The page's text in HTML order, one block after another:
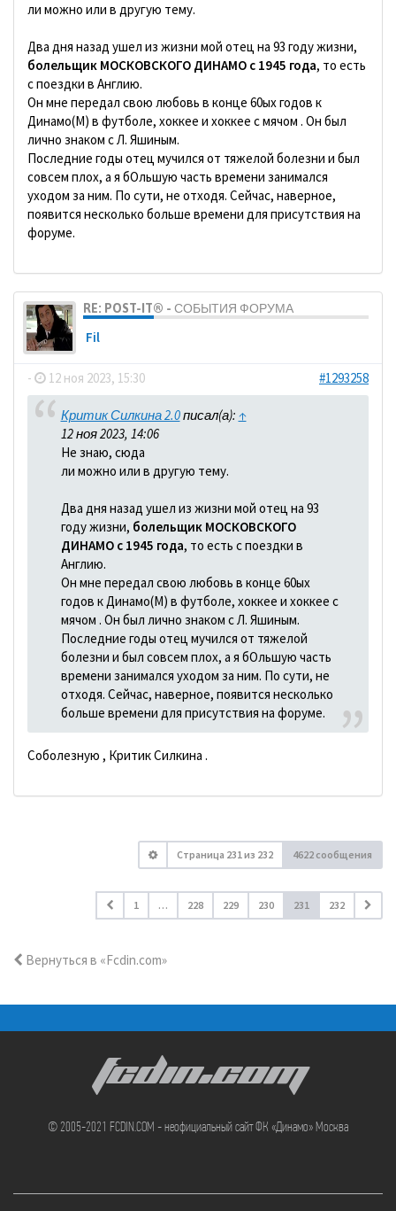
ли можно или в другую тему.
Два дня назад ушел из жизни мой отец на 93 году жизни,
болельщик МОСКОВСКОГО ДИНАМО с 1945 года, то есть
с поездки в Англию.
Он мне передал свою любовь в конце 60ых годов к
Динамо(М) в футболе, хоккее и хоккее с мячом . Он был
лично знаком с Л. Яшиным.
Последние годы отец мучился от тяжелой болезни и был
совсем плох, а я бОльшую часть времени занимался
уходом за ним. По сути, не отходя. Сейчас, наверное,
появится несколько больше времени для присутствия на
форуме.
RE: POST-IT® - СОБЫТИЯ ФОРУМА
Fil
- 12 ноя 2023, 15:30 #1293258
Критик Силкина 2.0писал(а): ↑
12 ноя 2023, 14:06
Не знаю, сюда
ли можно или в другую тему.
Два дня назад ушел из жизни мой отец на 93
году жизни, болельщик МОСКОВСКОГО
ДИНАМО с 1945 года, то есть с поездки в
Англию.
Он мне передал свою любовь в конце 60ых
годов к Динамо(М) в футболе, хоккее и хоккее с
мячом . Он был лично знаком с Л. Яшиным.
Последние годы отец мучился от тяжелой
болезни и был совсем плох, а я бОльшую часть
времени занимался уходом за ним. По сути, не
отходя. Сейчас, наверное, появится несколько
больше времени для присутствия на форуме.
Соболезную , Критик Силкина .
Страница 231из 232 4622 сообщения
1 … 228 229 230 231 232
Вернуться в «Fcdin.com»
FCDIN.COM
© 2005-2021 FCDIN.COM - неофициальный сайт ФК «Динамо» Москва